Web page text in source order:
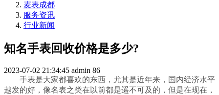
麦表成都
服务资讯
行业新闻
知名手表回收价格是多少?
2023-07-02 21:34:45 admin 86
手表是大家都喜欢的东西，尤其是近年来，国内经济水平
越发的好，像名表之类在以前都是遥不可及的，但是在现在，